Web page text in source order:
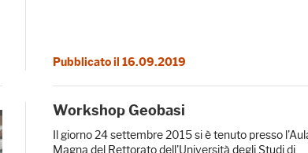
Pubblicato il 16.09.2019
Workshop Geobasi
Il giorno 24 settembre 2015 si è tenuto presso
Magna del Rettorato dell'Università degli Studi di